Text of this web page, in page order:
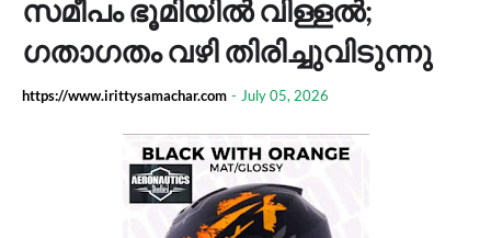
സമീപം ഭൂമിയിൽ വിള്ളൽ;
ഗതാഗതം വഴി തിരിച്ചുവിടുന്നു
https://www.irittysamachar.com - July 05, 2026